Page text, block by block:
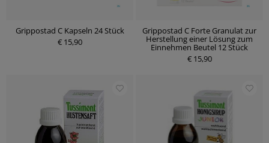
Grippostad C Kapseln 24 Stück
€ 15,90
Grippostad C Forte Granulat zur
Herstellung einer Lösung zum
Einnehmen Beutel 12 Stück
€ 15,90